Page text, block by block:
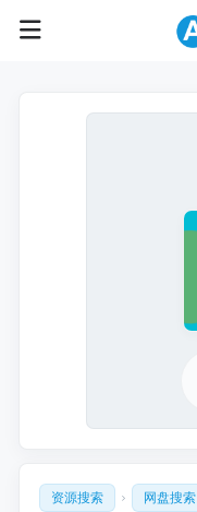
资源搜索 网盘搜索